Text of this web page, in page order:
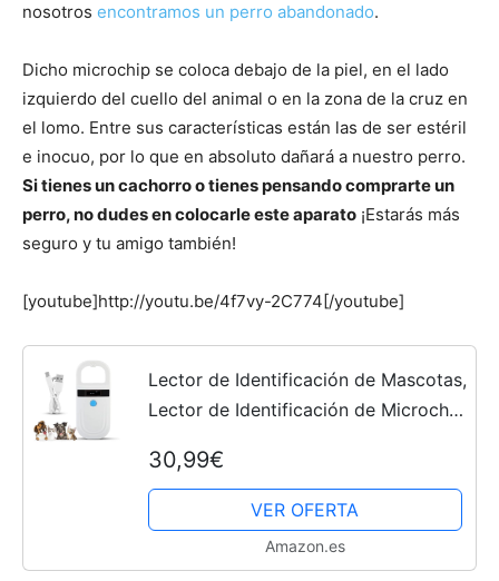
de
nosotros encontramos un perro abandonado.
Dicho microchip se coloca debajo de la piel, en el lado
izquierdo del cuello del animal o en la zona de la cruz en
el lomo. Entre sus características están las de ser estéril
e inocuo, por lo que en absoluto dañará a nuestro perro.
Si tienes un cachorro o tienes pensando comprarte un
perro, no dudes en colocarle este aparato ¡Estarás más
seguro y tu amigo también!
[youtube]http://youtu.be/4f7vy-2C774[/youtube]
Lector de Identificación de Mascotas,
Lector de Identificación de Microchip
Recargable para Mascotas Escáner
de Chip Lector...
30,99€
VER OFERTA
Amazon.es